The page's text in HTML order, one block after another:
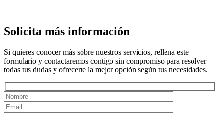
Solicita más información
Si quieres conocer más sobre nuestros servicios, rellena este
formulario y contactaremos contigo sin compromiso para resolver
todas tus dudas y ofrecerte la mejor opción según tus necesidades.